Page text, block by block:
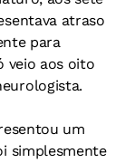
atraso
para
veio aos oito
um
simplesmente